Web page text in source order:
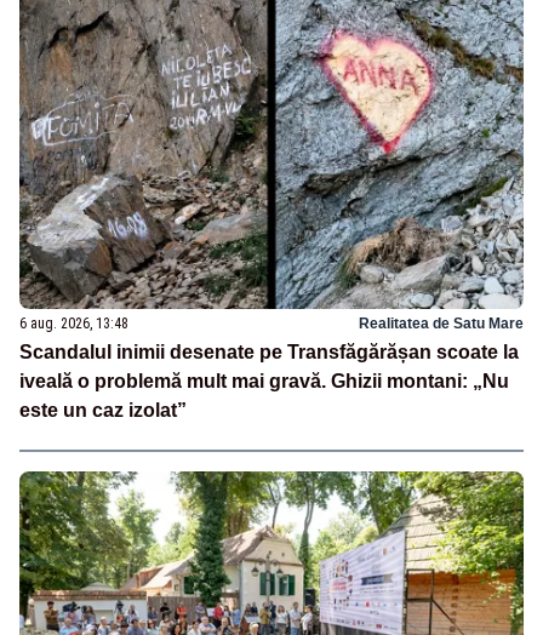
6 aug. 2026, 13:48 Realitatea de Satu Mare
Scandalul inimii desenate pe Transfăgărășan scoate la
iveală o problemă mult mai gravă. Ghizii montani: „Nu
este un caz izolat”